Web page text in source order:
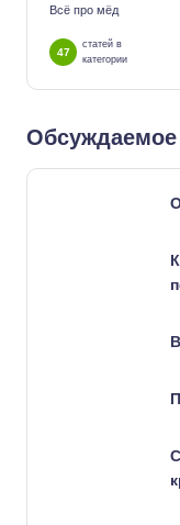
Всё про мёд
47
статей в
категории
Обсуждаемое